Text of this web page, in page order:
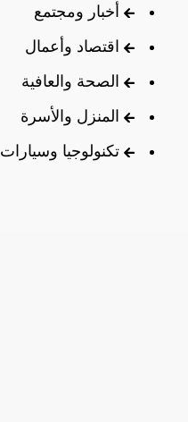
أخبار ومجتمع
اقتصاد وأعمال
الصحة والعافية
المنزل والأسرة
تكنولوجيا وسيارات